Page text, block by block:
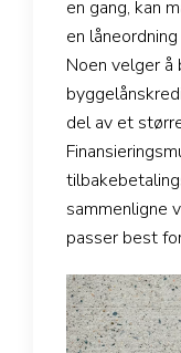
en gang, kan
en
Noen velger
del av et
sammenligne
passer best